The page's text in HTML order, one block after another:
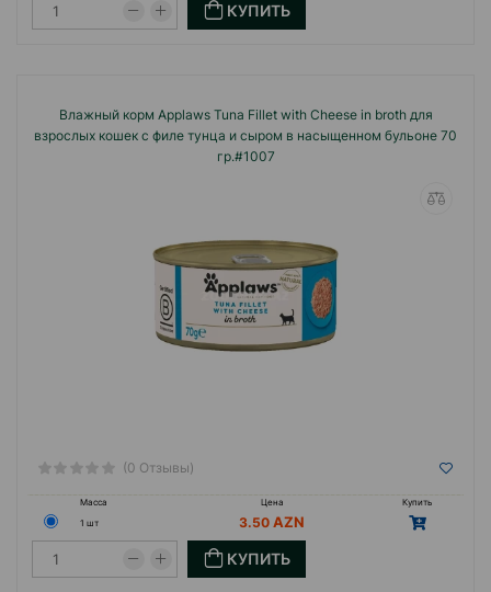
КУПИТЬ
Влажный корм Applaws Tuna Fillet with Cheese in broth для
взрослых кошек с филе тунца и сыром в насыщенном бульоне 70
гр.#1007
(0 Отзывы)
Масса Цена
Купить
1 шт
3.50
КУПИТЬ